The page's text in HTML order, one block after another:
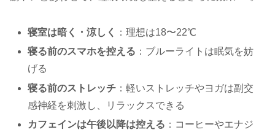
寝室は暗く・涼しく
：理想は18〜22℃
寝る前のスマホを控える ：ブルーライトは眠気を妨
げる
寝る前のストレッチ ：軽いストレッチやヨガは副交
感神経を刺激し、リラックスできる
カフェインは午後以降は控える ：コーヒーやエナジ